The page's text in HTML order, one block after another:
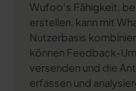
Wufoo's Fähigkeit,
erstellen, kann mit
Nutzerbasis
können Feedback-
versenden und die
erfassen und